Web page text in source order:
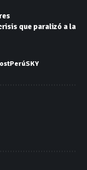
que paralizó a la
PerúSKY